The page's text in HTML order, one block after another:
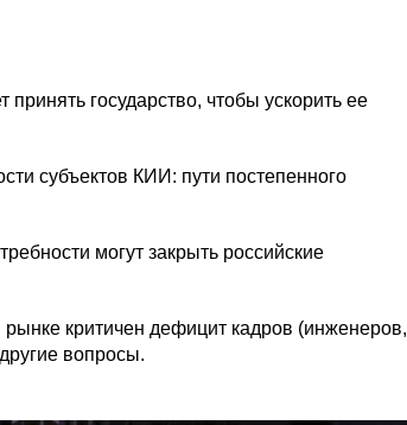
государство, чтобы ускорить ее
субъектов КИИ: пути постепенного
могут закрыть российские
критичен дефицит кадров (инженеров,
вопросы.